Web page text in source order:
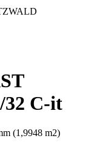
32 C-it
(1,9948 m2)